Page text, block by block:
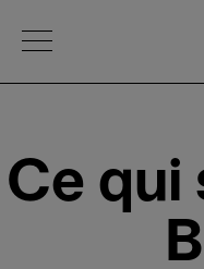
Open Menu
Ce qui